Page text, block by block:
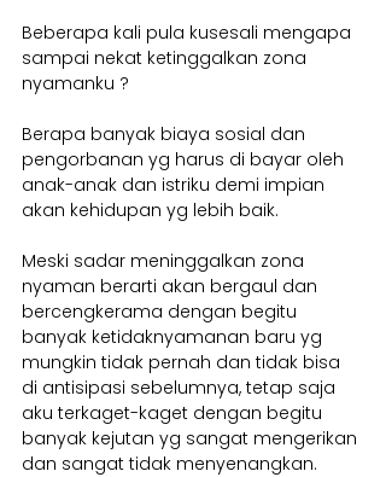
Beberapa kali pula kusesali mengapa
sampai nekat ketinggalkan zona
nyamanku ?
Berapa banyak biaya sosial dan
pengorbanan yg harus di bayar oleh
anak-anak dan istriku demi impian
akan kehidupan yg lebih baik.
Meski sadar meninggalkan zona
nyaman berarti akan bergaul dan
bercengkerama dengan begitu
banyak ketidaknyamanan baru yg
mungkin tidak pernah dan tidak bisa
di antisipasi sebelumnya, tetap saja
aku terkaget-kaget dengan begitu
banyak kejutan yg sangat mengerikan
dan sangat tidak menyenangkan.